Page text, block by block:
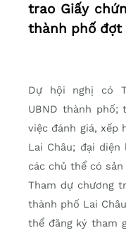
trao Giấy
thành phố đợt
Dự hội nghị có
UBND thành phố;
việc đánh giá, xếp
Lai Châu; đại diện
các chủ thể có
Tham dự chương
thành phố Lai
thể đăng ký tham